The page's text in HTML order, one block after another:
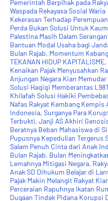
Pemerintah Berpihak pada
Waspada Rekayasa Sosial Waria
Kekerasan Terhadap
Perda Bukan Solusi Untuk
Palestina Masih Dalam
Bantuan Modal Usaha bagi
Bulan Rajab, Momentum
TEKANAN HIDUP
Kenaikan Pajak Menyusahkan
Anjungan Negara Kian
Solusi Haqiqi Memberantas
Khilafah Solusi Hakiki
Nafas Rakyat Kembang
Indonesia, Surganya Para
Terbukti, Janji AS Akhiri
Beratnya Beban Mahasiswa di
Pupusnya Kepedulian Tergerus
Salam Penuh Cinta dari Anak
Bulan Rajab, Bulan
Lemahnya Mitigasi Negara,
Anak SD Dihukum Belajar di
Pajak Makin Melangit Rakyat
Perceraian Rapuhnya Ikatan
Dugaan Tindak Pidana Korupsi